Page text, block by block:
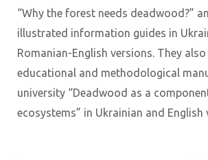
“Why the forest needs deadwood?”
illustrated information guides in
Romanian-English versions. They
educational and methodological
university “Deadwood as a
ecosystems” in Ukrainian and English